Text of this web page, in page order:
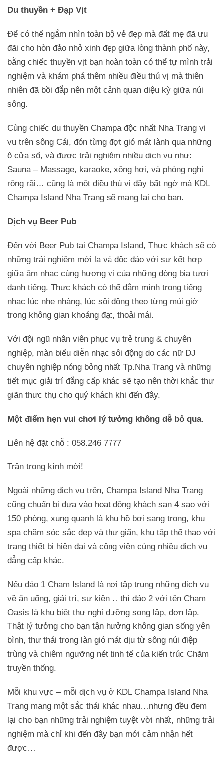
Du thuyền + Đạp Vịt
Để có thể ngắm nhìn toàn bộ vẻ đẹp mà đất mẹ đã ưu
đãi cho hòn đảo nhỏ xinh đẹp giữa lòng thành phố này,
bằng chiếc thuyền vịt bạn hoàn toàn có thể tự mình trải
nghiệm và khám phá thêm nhiều điều thú vị mà thiên
nhiên đã bồi đắp nên một cảnh quan diệu kỳ giữa núi
sông.
Cùng chiếc du thuyền Champa độc nhất Nha Trang vi
vu trên sông Cái, đón từng đợt gió mát lành qua những
ô cửa sổ, và được trải nghiệm nhiều dịch vụ như:
Sauna – Massage, karaoke, xông hơi, và phòng nghỉ
rộng rãi… cũng là một điều thú vị đầy bất ngờ mà KDL
Champa Island Nha Trang sẽ mang lại cho bạn.
Dịch vụ Beer Pub
Đến với Beer Pub tại Champa Island, Thực khách sẽ có
những trải nghiệm mới lạ và độc đáo với sự kết hợp
giữa âm nhạc cùng hương vị của những dòng bia tươi
danh tiếng. Thực khách có thể đắm mình trong tiếng
nhạc lúc nhẹ nhàng, lúc sôi động theo từng múi giờ
trong không gian khoáng đạt, thoải mái.
Với đội ngũ nhân viên phục vụ trẻ trung & chuyên
nghiệp, màn biểu diễn nhạc sôi động do các nữ DJ
chuyên nghiệp nóng bỏng nhất Tp.Nha Trang và những
tiết mục giải trí đẳng cấp khác sẽ tạo nên thời khắc thư
giãn thưc thụ cho quý khách khi đến đây.
Một điểm hẹn vui chơi lý tưởng không dễ bỏ qua.
Liên hệ đặt chỗ : 058.246 7777
Trân trọng kính mời!
Ngoài những dịch vụ trên, Champa Island Nha Trang
cũng chuẩn bị đưa vào hoạt động khách sạn 4 sao với
150 phòng, xung quanh là khu hồ bơi sang trọng, khu
spa chăm sóc sắc đẹp và thư giãn, khu tập thể thao với
trang thiết bị hiện đại và công viên cùng nhiều dịch vụ
đẳng cấp khác.
Nếu đảo 1 Cham Island là nơi tập trung những dịch vụ
về ăn uống, giải trí, sự kiện… thì đảo 2 với tên Cham
Oasis là khu biệt thự nghỉ dưỡng song lập, đơn lập.
Thật lý tưởng cho bạn tận hưởng không gian sống yên
bình, thư thái trong làn gió mát dịu từ sông núi điệp
trùng và chiêm ngưỡng nét tinh tế của kiến trúc Chăm
truyền thống.
Mỗi khu vực – mỗi dịch vụ ở KDL Champa Island Nha
Trang mang một sắc thái khác nhau…nhưng đều đem
lại cho bạn những trải nghiệm tuyệt vời nhất, những trải
nghiệm mà chỉ khi đến đây bạn mới cảm nhận hết
được…